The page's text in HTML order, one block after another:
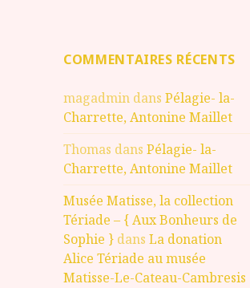
COMMENTAIRES RÉCENTS
magadmin dansPélagie- la-
Charrette, Antonine Maillet
Thomas dansPélagie- la-
Charrette, Antonine Maillet
Musée Matisse, la collection
Tériade – { Aux Bonheurs de
Sophie } dansLa donation
Alice Tériade au musée
Matisse-Le-Cateau-Cambresis